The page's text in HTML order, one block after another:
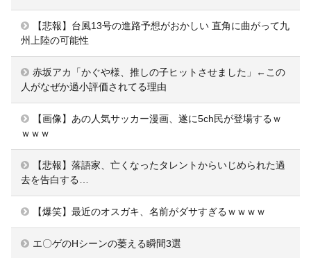
【悲報】台風13号の進路予想がおかしい 直角に曲がって九
州上陸の可能性
赤坂アカ「かぐや様、推しの子ヒットさせました」←この
人がなぜか過小評価されてる理由
【画像】あの人気サッカー漫画、遂に5ch民が登場するｗ
ｗｗｗ
【悲報】落語家、亡くなったタレントからいじめられた過
去を告白する…
【爆笑】最近のオスガキ、名前がダサすぎるｗｗｗｗ
エ〇ゲのHシーンの萎える瞬間3選